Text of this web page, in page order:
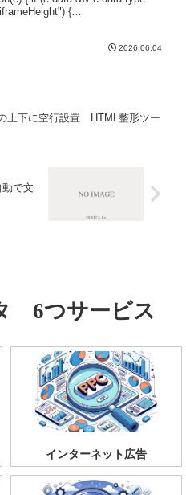
{
2026.06.04
上下に空行設置 HTML整形ツー
で文
6つサービス
インターネット広告